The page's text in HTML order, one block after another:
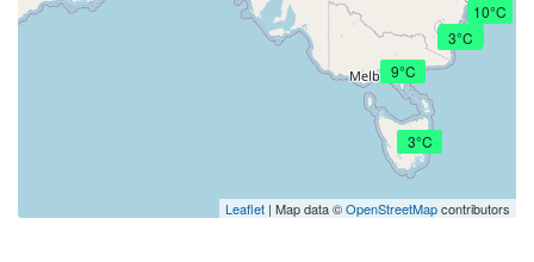
10°C
4°C
9°C
3°C
3°C
Leaflet | Map data ©OpenStreetMapcontributors